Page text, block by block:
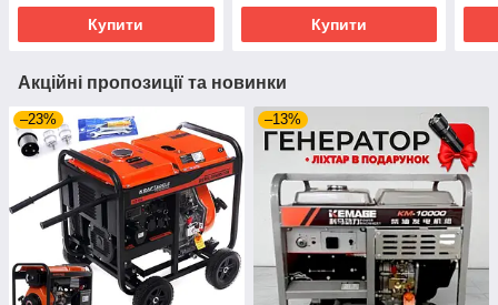
Купити Купити
Акційні пропозиції та новинки
–23% –13%